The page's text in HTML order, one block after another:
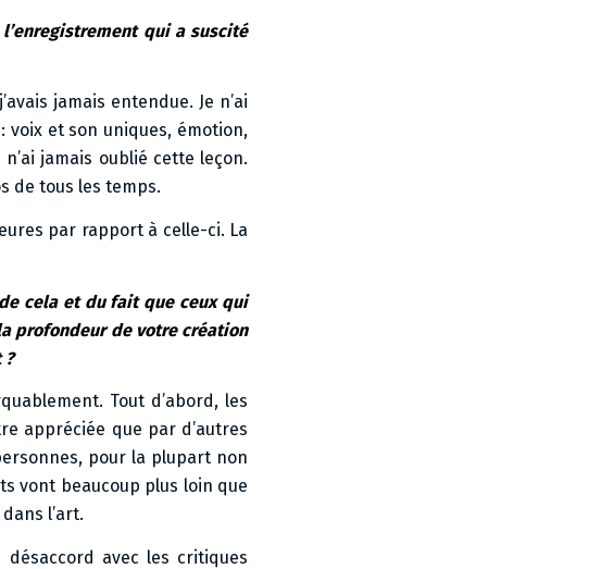
qui a suscité
jamais entendue. Je n’ai
voix et son uniques, émotion,
jamais oublié cette leçon.
de tous les temps.
par rapport à celle-ci. La
cela et du fait que ceux qui
profondeur de votre création
?
Tout d’abord, les
appréciée que par d’autres
pour la plupart non
vont beaucoup plus loin que
l’art.
avec les critiques